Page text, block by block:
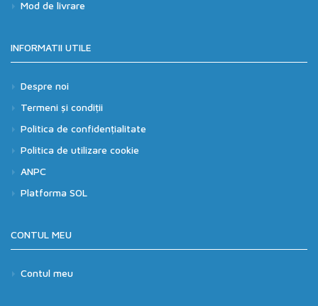
Mod de livrare
INFORMATII UTILE
Despre noi
Termeni și condiții
Politica de confidențialitate
Politica de utilizare cookie
ANPC
Platforma SOL
CONTUL MEU
Contul meu